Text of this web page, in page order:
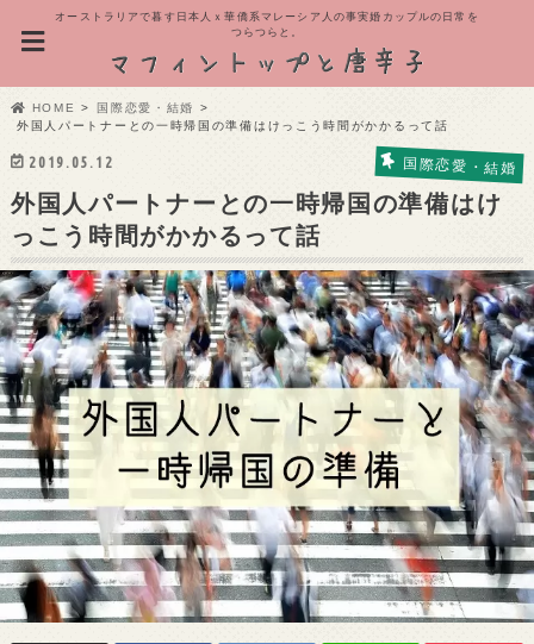
オーストラリアで暮す日本人ｘ華僑系マレーシア人の事実婚カップルの日常を
つらつらと。
HOME
国際恋愛・結婚
外国人パートナーとの一時帰国の準備はけっこう時間がかかるって話
2019.05.12 国際恋愛・結婚
外国人パートナーとの一時帰国の準備はけ
っこう時間がかかるって話